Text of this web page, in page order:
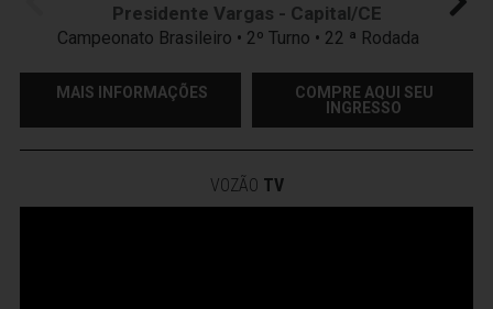
Presidente Vargas - Capital/CE
Campeonato Brasileiro • 2º Turno • 22 ª Rodada
MAIS INFORMAÇÕES
COMPRE AQUI SEU
INGRESSO
VOZÃO TV